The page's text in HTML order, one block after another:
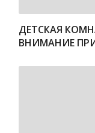
ДЕТСКАЯ
ВНИМАНИЕ